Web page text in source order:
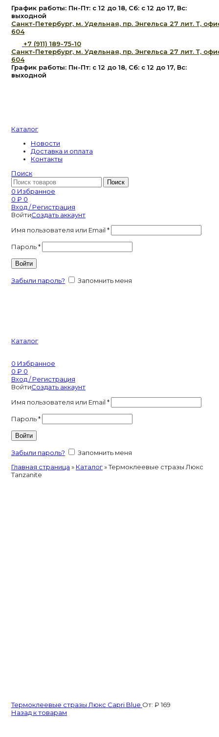
График работы: Пн-Пт: с 12 до 18, Сб: с 12 до 17, Вс:
выходной
Санкт-Петербург, м. Удельная, пр. Энгельса 27 лит. Т,
604
+7 (911) 189-75-10
Санкт-Петербург, м. Удельная, пр. Энгельса 27 лит. Т,
604
График работы: Пн-Пт: с 12 до 18, Сб: с 12 до 17, Вс:
выходной
Каталог
Новости
Доставка и оплата
Контакты
Поиск
Поиск
0 Избранное
0 ₽ 0
Вход / Регистрация
ВойтиСоздать аккаунт
Имя пользователя или Email *
Пароль*
Войти
Забыли пароль? Запомнить меня
Каталог
0 Избранное
0 ₽ 0
Вход / Регистрация
ВойтиСоздать аккаунт
Имя пользователя или Email *
Пароль*
Войти
Забыли пароль?
Запомнить меня
Главная страница » Каталог»Термоклеевые стразы Люкс
Tanzanite
Термоклеевые стразы Люкс Capri Blue От: ₽ 169
Назад к товарам